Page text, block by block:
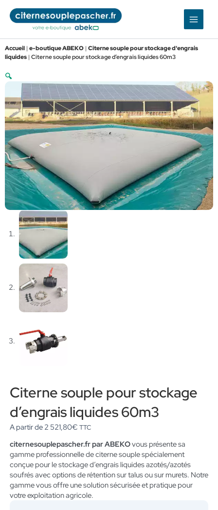
contenu
Accueil | e-boutique ABEKO | Citerne souple pour stockage d'engrais
liquides | Citerne souple pour stockage d’engrais liquides 60m3
🔍
Citerne souple pour stockage
d’engrais liquides 60m3
A partir de 2 521,80€ TTC
citernesouplepascher.fr par ABEKOvous présente sa
gamme professionnelle de citerne souple spécialement
conçue pour le stockage d’engrais liquides azotés/azotés
soufrés avec options de rétention sur talus ou sur murets. Notre
gamme vous offre une solution sécurisée et pratique pour
votre exploitation agricole.